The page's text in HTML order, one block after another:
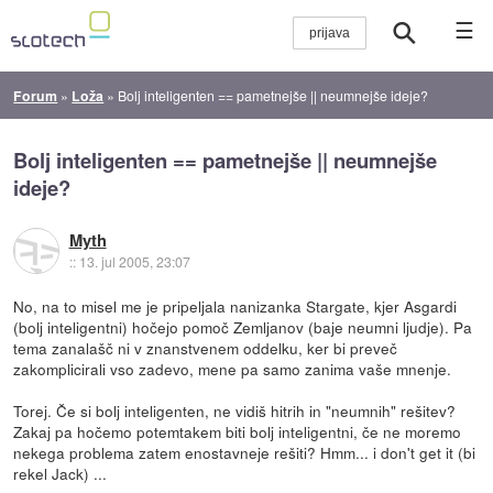
☰
Forum » Loža » Bolj inteligenten == pametnejše || neumnejše ideje?
Bolj inteligenten == pametnejše || neumnejše
ideje?
Myth
:: 13. jul 2005, 23:07
No, na to misel me je pripeljala nanizanka Stargate, kjer Asgardi
(bolj inteligentni) hočejo pomoč Zemljanov (baje neumni ljudje). Pa
tema zanalašč ni v znanstvenem oddelku, ker bi preveč
zakomplicirali vso zadevo, mene pa samo zanima vaše mnenje.
Torej. Če si bolj inteligenten, ne vidiš hitrih in "neumnih" rešitev?
Zakaj pa hočemo potemtakem biti bolj inteligentni, če ne moremo
nekega problema zatem enostavneje rešiti? Hmm... i don't get it (bi
rekel Jack) ...